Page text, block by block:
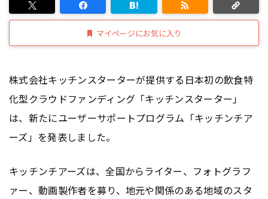
マイページにお気に入り
株式会社キッチンスターターが提供する日本初の飲食特
化型クラウドファンディング「キッチンスターター」
は、新たにユーザーサポートプログラム「キッチンチア
ーズ」を発表しました。
キッチンチアーズは、全国からライター、フォトグラフ
ァー、動画製作者を募り、地元や関係のある地域のスタ